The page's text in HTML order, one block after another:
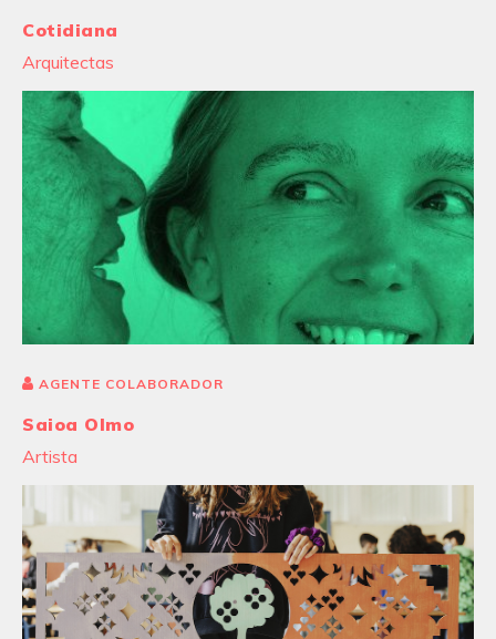
Cotidiana
Arquitectas
AGENTE COLABORADOR
Saioa Olmo
Artista